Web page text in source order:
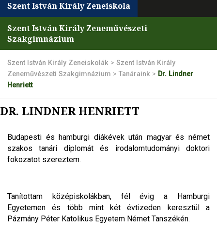
Szent István Király Zeneiskola
Szent István Király Zeneművészeti
Szakgimnázium
Szent István Király Zeneiskolák > Szent István Király
Zeneművészeti Szakgimnázium > Tanáraink > Dr. Lindner
Henriett
DR. LINDNER HENRIETT
Budapesti és hamburgi diákévek után magyar és német
szakos tanári diplomát és irodalomtudományi doktori
fokozatot szereztem.
Tanítottam középiskolákban, fél évig a Hamburgi
Egyetemen és több mint két évtizeden keresztül a
Pázmány Péter Katolikus Egyetem Német Tanszékén.